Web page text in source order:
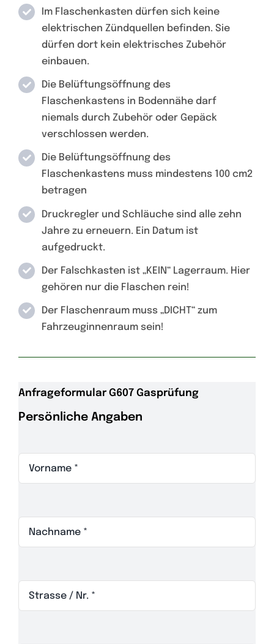
Im Flaschenkasten dürfen sich keine
elektrischen Zündquellen befinden. Sie
dürfen dort kein elektrisches Zubehör
einbauen.
Die Belüftungsöffnung des
Flaschenkastens in Bodennähe darf
niemals durch Zubehör oder Gepäck
verschlossen werden.
Die Belüftungsöffnung des
Flaschenkastens muss mindestens 100 cm2
betragen
Druckregler und Schläuche sind alle zehn
Jahre zu erneuern. Ein Datum ist
aufgedruckt.
Der Falschkasten ist „KEIN“ Lagerraum. Hier
gehören nur die Flaschen rein!
Der Flaschenraum muss „DICHT“ zum
Fahrzeuginnenraum sein!
Anfrageformular G607 Gasprüfung
Persönliche Angaben